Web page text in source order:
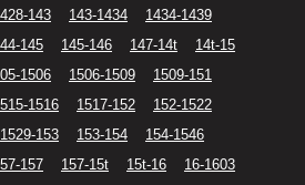
143 143-1434
1434-1439
145 145-146 147-14t
14t-15
1506 1506-1509
1509-151
1516 1517-152
152-1522
1529-153 153-154
154-1546
157 157-15t 15t-16
16-1603